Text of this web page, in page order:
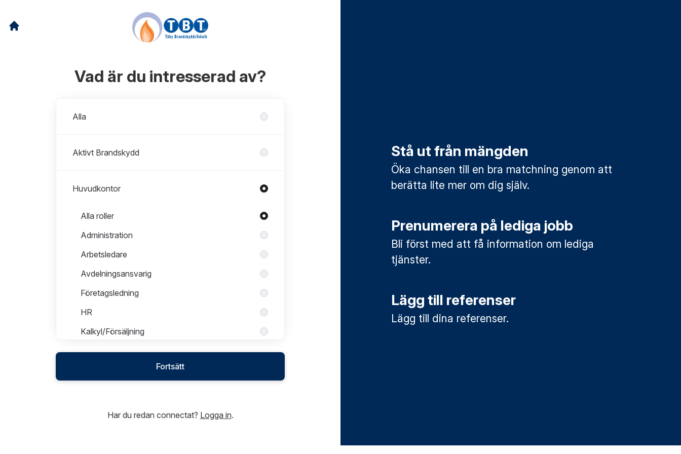
Vad är du intresserad av?
Alla
Aktivt Brandskydd
Huvudkontor
Roller i Huvudkontor
Alla roller
Administration
Arbetsledare
Avdelningsansvarig
Företagsledning
HR
Kalkyl/Försäljning
Lager/Logistik
Fortsätt
Har du redan connectat? Logga in.
Stå ut från mängden
Öka chansen till en bra matchning genom att
berätta lite mer om dig själv.
Prenumerera på lediga jobb
Bli först med att få information om lediga
tjänster.
Lägg till referenser
Lägg till dina referenser.